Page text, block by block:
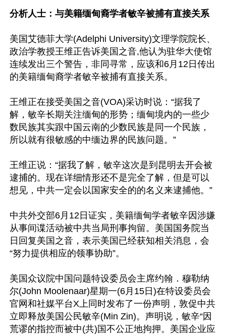
分析人士：与美籍缅甸裔学者敏辛被捕有直接关系
美国艾德菲大学(Adelphi University)文理学院院长、
政治学教授王维正告诉美国之音,他认为驻华大使馆
连续发出三个警告，非同寻常，应该和6月12日传出
的美籍缅甸裔学者敏辛被捕有直接关系。
王维正在接受美国之音(VOA)采访时说：“据我了
解，敏辛长期关注缅甸的形势；缅甸境内的一些少
数民族其实跟中国云南的少数民族是同一个民族，
所以就有很敏感的中缅边界的民族问题。”
王维正说：“据我了解，敏辛这次是到昆明去开会被
逮捕的。现在详细情形还不是完全了解，但是可以
想见，中共一定会以国家安全的的名义来逮捕他。”
中共外交部6月12日证实，美籍缅甸学者敏辛因涉嫌
从事间谍活动被中共当局刑事拘留。美国国务院当
日回复美国之音，表示美国已经获知相关消息，会
“努力提供相应的领事协助”。
美国众议院中国问题特设委员会主席约翰．穆勒纳
尔(John Moolenaar)星期一(6月15日)在特设委员会
官网和社媒平台X上同时发布了一份声明，敦促中共
立即释放美国公民敏辛(Min Zin)。声明说，敏辛“因
荒谬的指控而被中(共)国不公正地拘押。美国企业应